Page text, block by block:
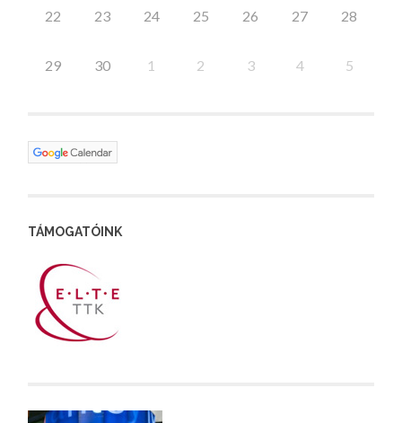
22 23 24 25 26 27 28
29 30 1 2 3 4 5
TÁMOGATÓINK